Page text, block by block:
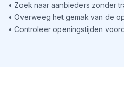
• Zoek naar aanbieders zonder
• Overweeg het gemak van de
• Controleer openingstijden